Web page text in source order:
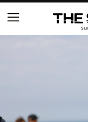
NSAと茅ヶ崎
協定は全国初
【五十嵐カノ
ックとの豪華
S.ONE ショー